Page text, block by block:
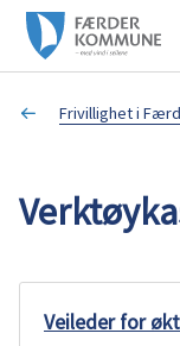
F
r
Du
her:
Frivillighet i
Veileder for